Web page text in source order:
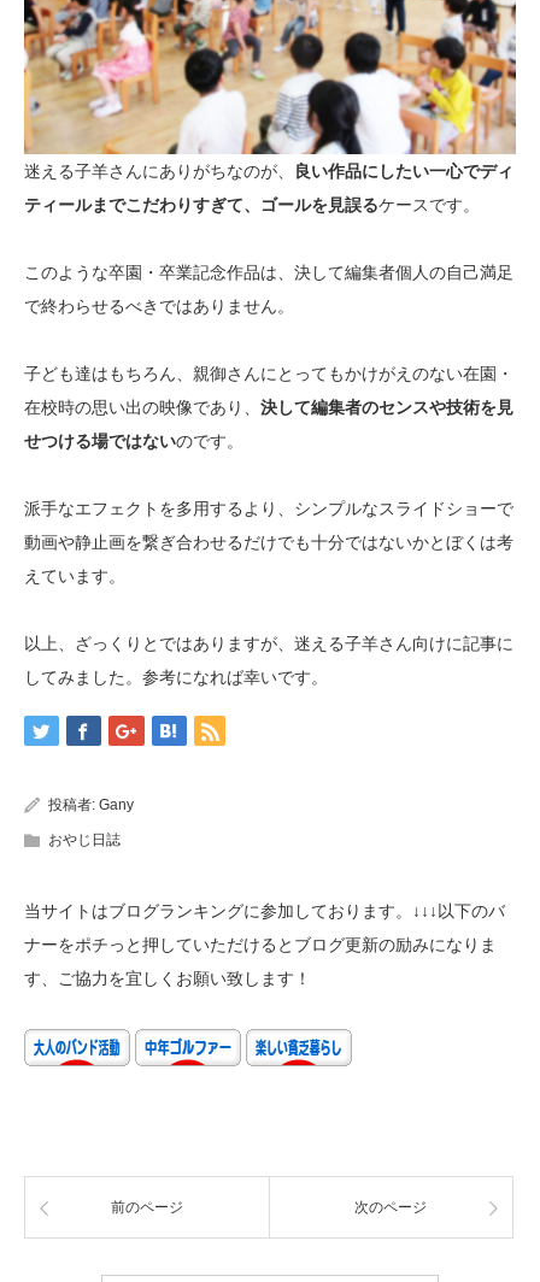
迷える子羊さんにありがちなのが、
良い作品にしたい一心でディ
ティールまでこだわりすぎて、ゴールを見誤るケースです。
このような卒園・卒業記念作品は、決して編集者個人の自己満足
で終わらせるべきではありません。
子ども達はもちろん、親御さんにとってもかけがえのない在園・
在校時の思い出の映像であり、 決して編集者のセンスや技術を見
せつける場ではないのです。
派手なエフェクトを多用するより、シンプルなスライドショーで
動画や静止画を繋ぎ合わせるだけでも十分ではないかとぼくは考
えています。
以上、ざっくりとではありますが、迷える子羊さん向けに記事に
してみました。参考になれば幸いです。
投稿者: Gany
おやじ日誌
当サイトはブログランキングに参加しております。↓↓↓以下のバ
ナーをポチっと押していただけるとブログ更新の励みになりま
す、ご協力を宜しくお願い致します！
前のページ 次のページ